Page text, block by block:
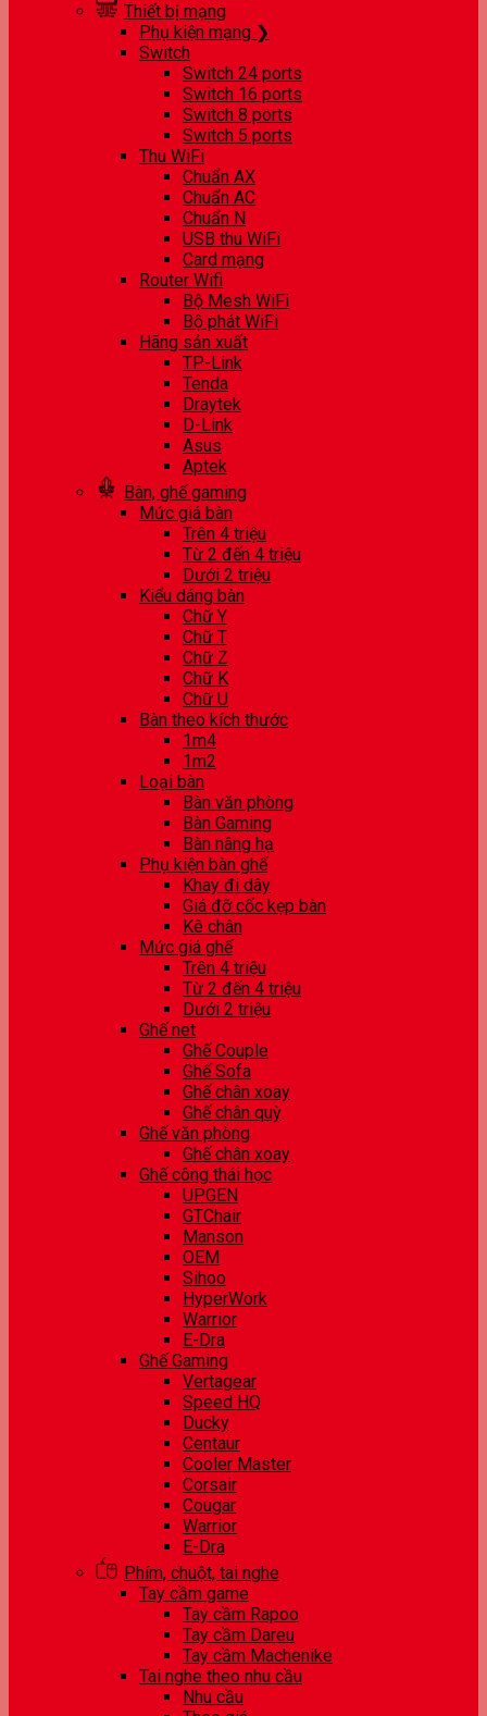
Thiết bị mạng
Phụ kiện mạng ❯
Switch
Switch 24 ports
Switch 16 ports
Switch 8 ports
Switch 5 ports
Thu WiFi
Chuẩn AX
Chuẩn AC
Chuẩn N
USB thu WiFi
Card mạng
Router Wifi
Bộ Mesh WiFi
Bộ phát WiFi
Hãng sản xuất
TP-Link
Tenda
Draytek
D-Link
Asus
Aptek
Bàn, ghế gaming
Mức giá bàn
Trên 4 triệu
Từ 2 đến 4 triệu
Dưới 2 triệu
Kiểu dáng bàn
Chữ Y
Chữ T
Chữ Z
Chữ K
Chữ U
Bàn theo kích thước
1m4
1m2
Loại bàn
Bàn văn phòng
Bàn Gaming
Bàn nâng hạ
Phụ kiện bàn ghế
Khay đi dây
Giá đỡ cốc kẹp bàn
Kê chân
Mức giá ghế
Trên 4 triệu
Từ 2 đến 4 triệu
Dưới 2 triệu
Ghế net
Ghế Couple
Ghế Sofa
Ghế chân xoay
Ghế chân quỳ
Ghế văn phòng
Ghế chân xoay
Ghế công thái học
UPGEN
GTChair
Manson
OEM
Sihoo
HyperWork
Warrior
E-Dra
Ghế Gaming
Vertagear
Speed HQ
Ducky
Centaur
Cooler Master
Corsair
Cougar
Warrior
E-Dra
Phím, chuột, tai nghe
Tay cầm game
Tay cầm Rapoo
Tay cầm Dareu
Tay cầm Machenike
Tai nghe theo nhu cầu
Nhu cầu